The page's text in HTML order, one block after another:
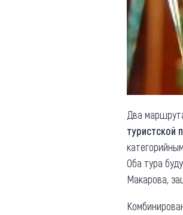
Обращения граждан
Противодействие коррупции
Два
туристской
Оба тура
Макарова,